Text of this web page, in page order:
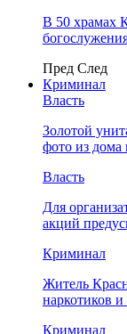
В 50 храмах
Пред След
Криминал
Власть
​Золотой
фото из
Власть
Для
акций
Криминал
Житель
наркотиков
Криминал